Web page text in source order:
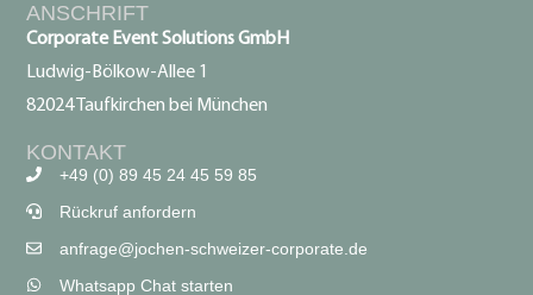
ANSCHRIFT
Corporate Event Solutions GmbH
Ludwig-Bölkow-Allee 1
82024 Taufkirchen bei München
KONTAKT
+49 (0) 89 45 24 45 59 85
Rückruf anfordern
anfrage@jochen-schweizer-corporate.de
Whatsapp Chat starten